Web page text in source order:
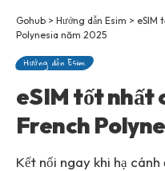
Gohub > Hướng dẫn Esim > eSIM
Polynesia năm 2025
Hướng dẫn Esim
eSIM tốt nhất
French
Kết nối ngay khi hạ